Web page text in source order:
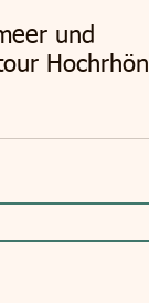
und
Hochrhön